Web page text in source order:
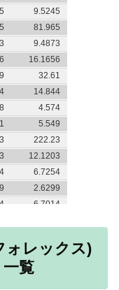
ォレックス)
覧